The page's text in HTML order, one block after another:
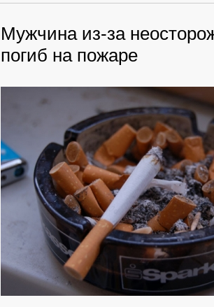
Мужчина из-за
погиб на пожаре